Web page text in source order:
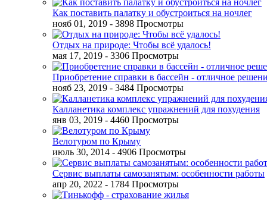
Как поставить палатку и обустроиться на ночлег
нояб 01, 2019 - 3898 Просмотры
Отдых на природе: Чтобы всё удалось!
мая 17, 2019 - 3306 Просмотры
Приобретение справки в бассейн - отличное
нояб 23, 2019 - 3484 Просмотры
Калланетика комплекс упражнений для похудения
янв 03, 2019 - 4460 Просмотры
Велотуром по Крыму
июль 30, 2014 - 4906 Просмотры
Сервис выплаты самозанятым: особенности работы
апр 20, 2022 - 1784 Просмотры